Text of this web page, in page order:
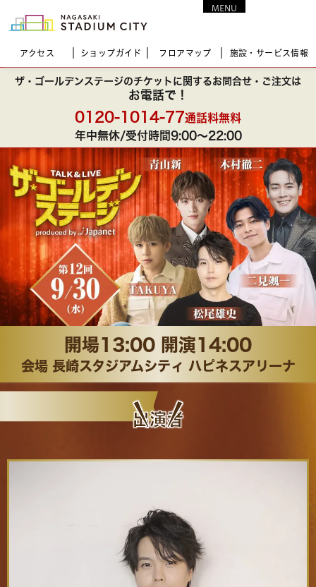
アクセス ショップガイド フロア マップ 施設・サービス情報
MENU
ザ・ゴールデンステージのチケットに関するお問合せ・ご注文は
お電話で！
0120-1014-77通話料無料
年中無休/受付時間9:00〜22:00
開場13:00 開演14:00
会場 長崎スタジアムシティ ハピネスアリーナ
出演者
長崎スタジアムシティで開催される
スポーツなどのイベントを、
より多くの長崎市民に楽しんでいただくための長崎市の
事業。
「長崎スタジアムシティ
連携わくわく・賑わい
創出プロジェクト」に寄せられた企業からの
寄付金を活用し、
崎市がイベント主催者に
費用の補助を行い、
長崎市民の皆さんが割引価格で鑑賞できる座席を実現す
るものです。
「長崎市くらしの魅力創出事業費補助金」についての詳
細はこちら
長崎市在住であることを確認できる公的証明書のご提
示が必要となります。(マイナンバーカード、健康保険
本チケットは、購入者·同行者ともに長崎市の住民基本
台帳に登録されている方のみが対象となります。
なりすましや転売は禁止です。発覚した場合は差額を
請求させて頂く可能性がございます。
いかなる理由があってもご本人以外は入場できませ
ん。ご同伴者も本人確認書類をご用意ください。
①アプリを立ち上げ「イベント」を押す
①カメラでQRコードを読み込む
スマホの場合はリンクをタップ
①「トーク」を押しトーク画面を開く
※「トーク」が表示されない方は、友達登録がお済みかご確
認お願いします